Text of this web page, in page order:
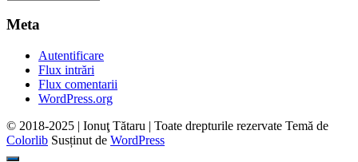
Meta
Autentificare
Flux intrări
Flux comentarii
WordPress.org
© 2018-2025 | Ionuţ Tătaru | Toate drepturile rezervate Temă de
Colorlib Susținut de WordPress